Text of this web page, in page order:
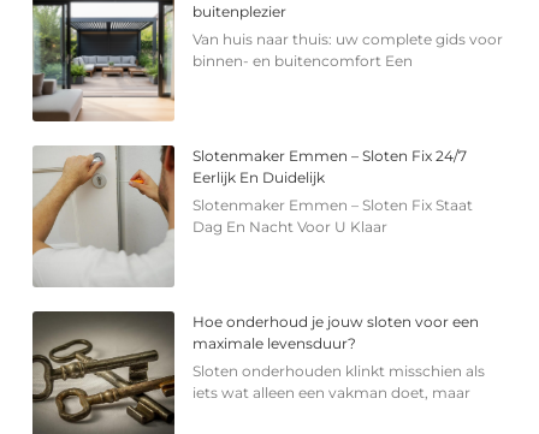
buitenplezier
Van huis naar thuis: uw complete gids voor
binnen- en buitencomfort Een
Slotenmaker Emmen – Sloten Fix 24/7
Eerlijk En Duidelijk
Slotenmaker Emmen – Sloten Fix Staat
Dag En Nacht Voor U Klaar
Hoe onderhoud je jouw sloten voor een
maximale levensduur?
Sloten onderhouden klinkt misschien als
iets wat alleen een vakman doet, maar